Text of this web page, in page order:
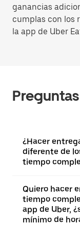
ganancias
cumplas con los
la app de Uber
¿Hacer
diferente de
tiempo
Quiero hacer
tiempo
app de Uber,
mínimo de